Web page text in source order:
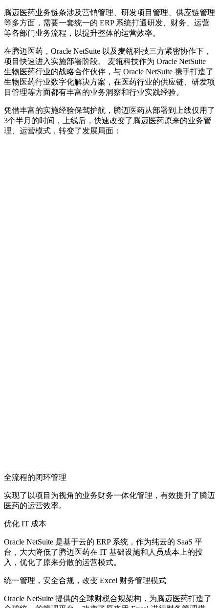
腾迈医药业务链条涉及营销管理、研发项目管理、供应链管理
等多方面，需要一套统一的 ERP 系统打通研发、财务、运营
等各部门业务流程，以提升整体的运营效率。
在腾迈医药，Oracle NetSuite 以及麦瓴科技三方紧密协作下，
项目快速进入实施部署阶段。 麦瓴科技作为 Oracle NetSuite
生物医药行业的战略合作伙伴，与 Oracle NetSuite 携手打造了
生物医药行业数字化解决方案，在医药行业的供应链、研发项
目管理等方面都有丰富的业务洞察和行业实践经验。
凭借丰富的实施经验保驾护航，腾迈医药从部署到上线仅用了
3个半月的时间，上线后，快速改变了腾迈医药原来的业务管
理、运营模式，转变了发展局面：
全流程的闭环管理
实现了以项目为视角的业务财务一体化管理，有效提升了腾迈
医药的运营效率。
优化 IT 成本
Oracle NetSuite 是基于云的 ERP 系统，作为纯云的 SaaS 平
台，大大降低了腾迈医药在 IT 基础设施和人员成本上的投
入，优化了原来分散的运营模式。
统一管理，安全合规，改变 Excel 财务管理模式
Oracle NetSuite 提供的全球财税合规架构，为腾迈医药打造了